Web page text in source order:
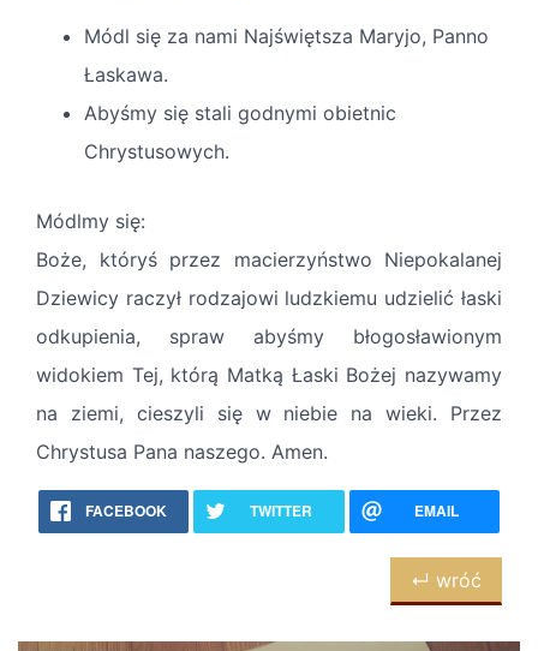
Módl się za nami Najświętsza Maryjo, Panno
Łaskawa.
Abyśmy się stali godnymi obietnic
Chrystusowych.
Módlmy się:
Boże, któryś przez macierzyństwo Niepokalanej
Dziewicy raczył rodzajowi ludzkiemu udzielić łaski
odkupienia, spraw abyśmy błogosławionym
widokiem Tej, którą Matką Łaski Bożej nazywamy
na ziemi, cieszyli się w niebie na wieki. Przez
Chrystusa Pana naszego. Amen.
FACEBOOK TWITTER EMAIL
↵ wróć